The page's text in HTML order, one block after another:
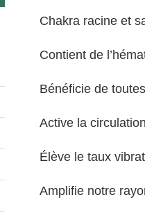
Chakra racine et
Contient de
Bénéficie de
Active la
Élève le taux
Amplifie notre